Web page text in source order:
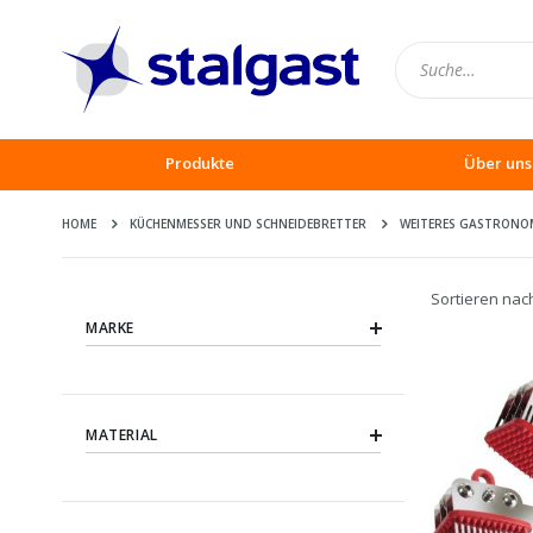
Produkte Über uns
HOME KÜCHENMESSER UND SCHNEIDEBRETTER WEITERES
Sortieren
MARKE
MATERIAL